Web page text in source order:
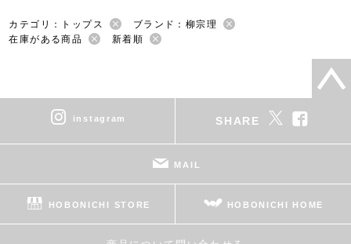
カテゴリ：トップス
ブランド：柳宗理
在庫がある商品
新着順
instagram SHARE
MAIL
HOBONICHI STORE HOBONICHI HOME